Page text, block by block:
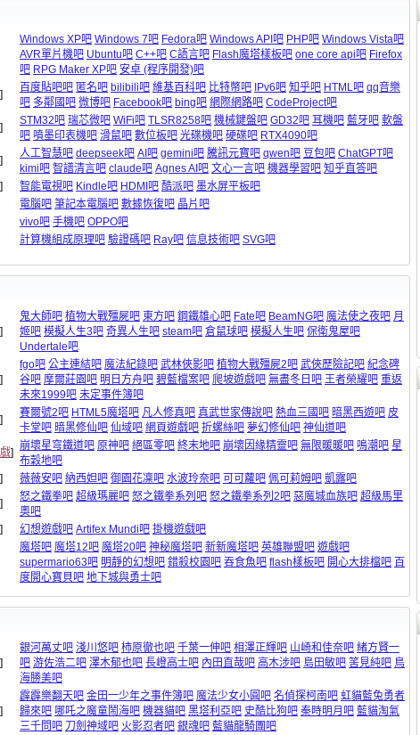
Windows XP吧 Windows 7吧 Fedora吧 Windows API吧 PHP吧 Windows Vista吧
AVR單片機吧 Ubuntu吧 C++吧 C語言吧 Flash魔塔樣板吧 one core api吧 Firefox
吧 RPG Maker XP吧 安卓 (程序開發)吧
]
百度貼吧吧 匿名吧 bilibili吧 維基百科吧 比特幣吧 IPv6吧 知乎吧 HTML吧 qq音樂
吧 多鄰國吧 微博吧 Facebook吧 bing吧 網際網路吧 CodeProject吧
]
STM32吧 瑞芯微吧 WiFi吧 TLSR8258吧 機械鍵盤吧 GD32吧 耳機吧 藍牙吧 軟盤
吧 噴墨印表機吧 滑鼠吧 數位板吧 光碟機吧 硬碟吧 RTX4090吧
]
人工智慧吧 deepseek吧 AI吧 gemini吧 騰訊元寶吧 qwen吧 豆包吧 ChatGPT吧
kimi吧 智譜清言吧 claude吧 Agnes AI吧 文心一言吧 機器學習吧 知乎直答吧
] 智能電視吧 Kindle吧 HDMI吧 酷派吧 墨水屏平板吧
電腦吧 筆記本電腦吧 數據恢復吧 晶片吧
vivo吧 手機吧 OPPO吧
計算機組成原理吧 驗證碼吧 Ray吧 信息技術吧 SVG吧
]
鬼大師吧 植物大戰殭屍吧 東方吧 鋼鐵雄心吧 Fate吧 BeamNG吧 魔法使之夜吧 月
姬吧 模擬人生3吧 奇異人生吧 steam吧 倉鼠球吧 模擬人生吧 保衛鬼屋吧
Undertale吧
]
fgo吧 公主連結吧 魔法紀錄吧 武林俠影吧 植物大戰殭屍2吧 武俠歷險記吧 紀念碑
谷吧 摩爾莊園吧 明日方舟吧 碧藍檔案吧 爬坡遊戲吧 無盡冬日吧 王者榮耀吧 重返
未來1999吧 未定事件簿吧
]
賽爾號2吧 HTML5魔塔吧 凡人修真吧 真武世家傳說吧 熱血三國吧 暗黑西遊吧 皮
卡堂吧 暗黑修仙吧 仙域吧 網頁遊戲吧 折螺絲吧 夢幻修仙吧 神仙道吧
]
崩壞星穹鐵道吧 原神吧 絕區零吧 終末地吧 崩壞因緣精靈吧 無限暖暖吧 鳴潮吧 星
布穀地吧
] 薇薇安吧 納西妲吧 御園花凜吧 水波玲奈吧 可可蘿吧 佩可莉姆吧 凱露吧
]
怒之鐵拳吧 超級瑪麗吧 怒之鐵拳系列吧 怒之鐵拳系列2吧 惡魔城血族吧 超級馬里
奧吧
] 幻想遊戲吧 Artifex Mundi吧 掛機遊戲吧
魔塔吧 魔塔12吧 魔塔20吧 神秘魔塔吧 新新魔塔吧 英雄聯盟吧 遊戲吧
supermario63吧 明靜的幻想吧 錯殺校園吧 吞食魚吧 flash樣板吧 開心大排檔吧 百
度開心寶貝吧 地下城與勇士吧
]
銀河萬丈吧 淺川悠吧 柿原徹也吧 千葉一伸吧 相澤正輝吧 山崎和佳奈吧 緒方賢一
吧 游佐浩二吧 澤木郁也吧 長嶝高士吧 內田直哉吧 高木涉吧 島田敏吧 筈見純吧 鳥
海勝美吧
]
霹霹樂翻天吧 金田一少年之事件簿吧 魔法少女小圓吧 名偵探柯南吧 虹貓藍兔勇者
歸來吧 哪吒之魔童鬧海吧 機器貓吧 黑塔利亞吧 史酷比狗吧 秦時明月吧 藍貓淘氣
三千問吧 刀劍神域吧 火影忍者吧 銀魂吧 藍貓龍騎團吧